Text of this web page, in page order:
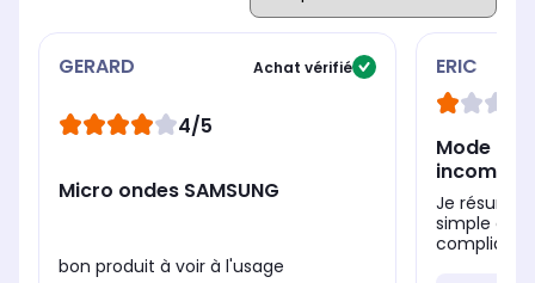
GERARD Achat vérifié
4/5
Micro ondes SAMSUNG
bon produit à voir à l'usage
ERIC
Mode
Je
simple
compliqué